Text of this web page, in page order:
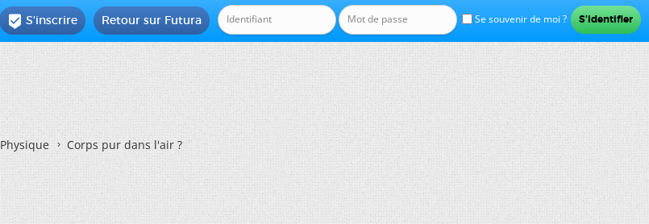
Se souvenir de moi ?
Retour sur Futura
 S'inscrire
Physique Corps pur dans l'air ?